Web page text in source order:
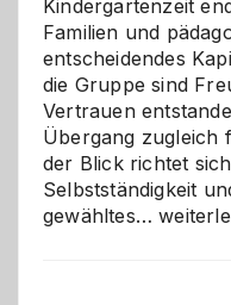
Kindergartenzeit
Familien und
entscheidendes
die Gruppe sind
Vertrauen
Übergang zugleich
der Blick richtet
Selbstständigkeit
gewähltes…